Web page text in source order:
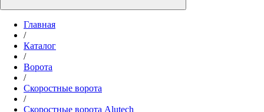
Главная
/
Каталог
/
Ворота
/
Скоростные ворота
/
Скоростные ворота Alutech